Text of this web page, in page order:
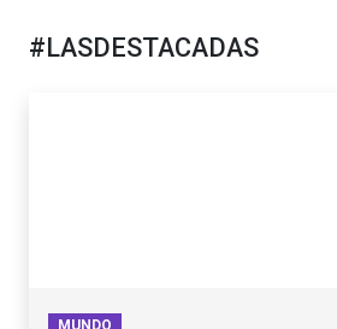
#LASDESTACADAS
MUNDO